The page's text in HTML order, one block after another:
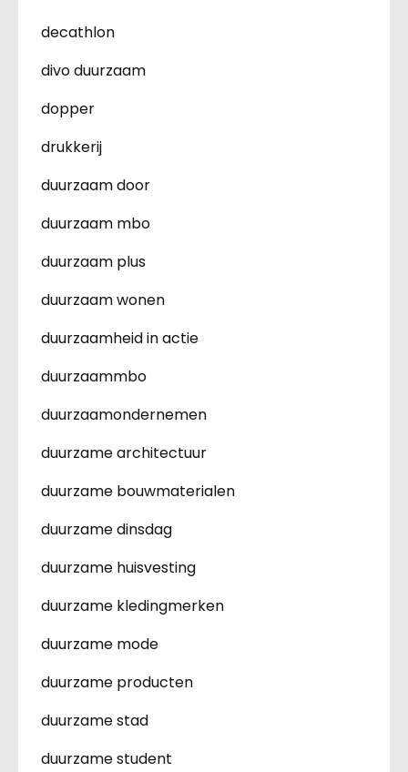
decathlon
divo duurzaam
dopper
drukkerij
duurzaam door
duurzaam mbo
duurzaam plus
duurzaam wonen
duurzaamheid in actie
duurzaammbo
duurzaamondernemen
duurzame architectuur
duurzame bouwmaterialen
duurzame dinsdag
duurzame huisvesting
duurzame kledingmerken
duurzame mode
duurzame producten
duurzame stad
duurzame student